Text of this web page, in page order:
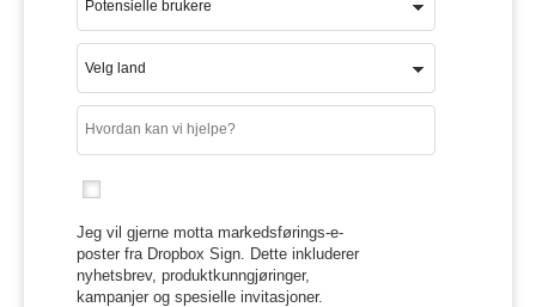
Jeg vil gjerne motta markedsførings-e-
poster fra Dropbox Sign. Dette inkluderer
nyhetsbrev, produktkunngjøringer,
kampanjer og spesielle invitasjoner.